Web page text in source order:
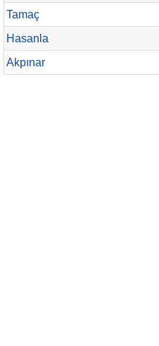
Tamaç
Hasanla
Akpınar